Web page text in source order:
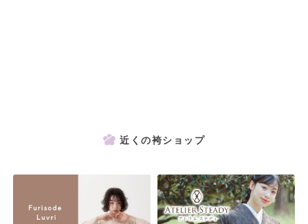
近くの袴ショップ